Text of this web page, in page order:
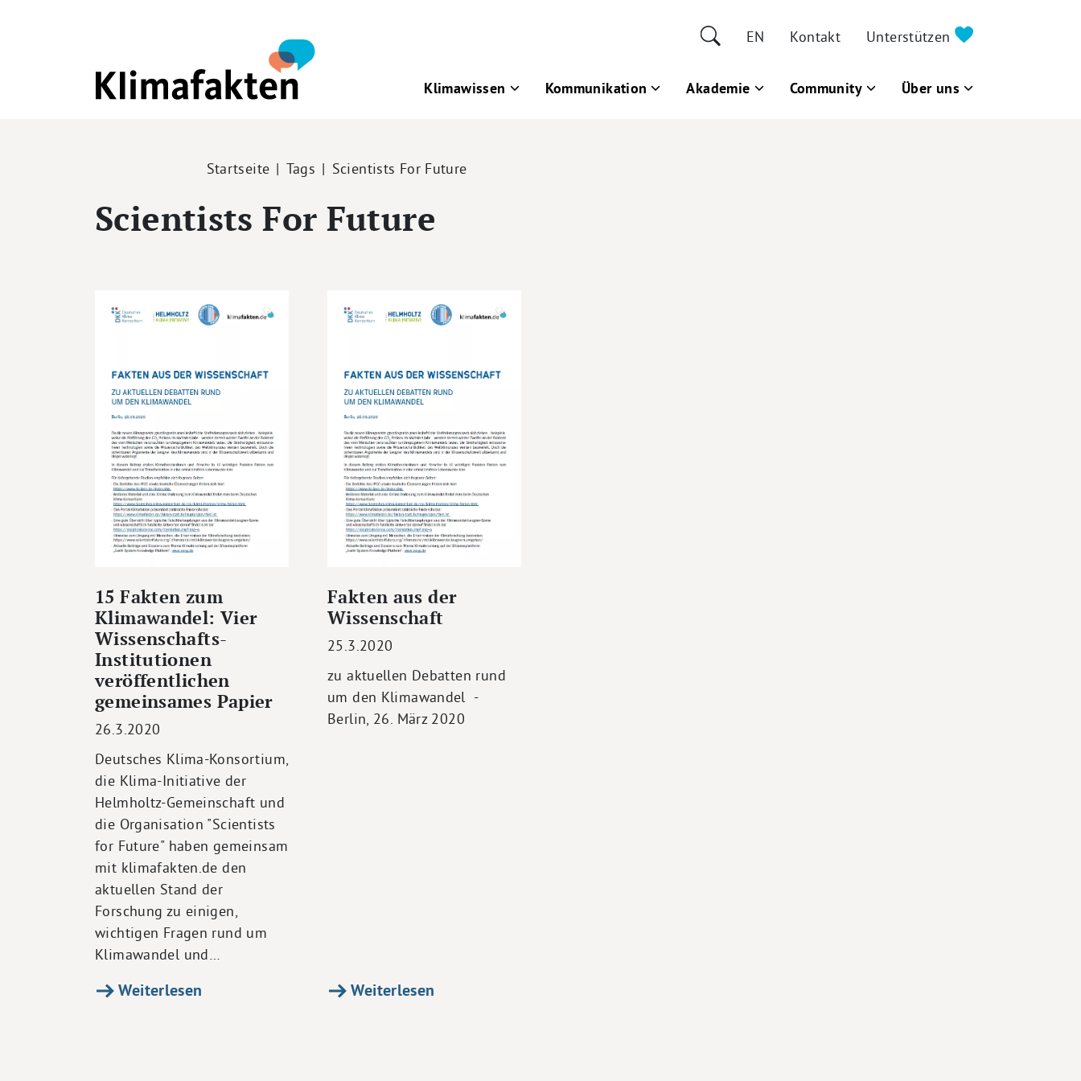
EN Kontakt Unterstützen
Klimawissen Kommunikation Akademie Community Über uns
Pfadnavigation
Startseite Tags Scientists For Future
Scientists For Future
15 Fakten zum
Klimawandel: Vier
Wissenschafts-
Institutionen
veröffentlichen
gemeinsames Papier
26.3.2020
Deutsches Klima-Konsortium,
die Klima-Initiative der
Helmholtz-Gemeinschaft und
die Organisation "Scientists
for Future" haben gemeinsam
mit klimafakten.de den
aktuellen Stand der
Forschung zu einigen,
wichtigen Fragen rund um
Klimawandel und…
Weiterlesen
Fakten aus der
Wissenschaft
25.3.2020
zu aktuellen Debatten rund
um den Klimawandel -
Berlin, 26. März 2020
Weiterlesen